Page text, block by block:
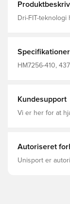
Dri-FIT-
tørre.
Specifikationer
HM7256-410,
Kundesupport
Vi er her for at
Autoriseret
Unisport er